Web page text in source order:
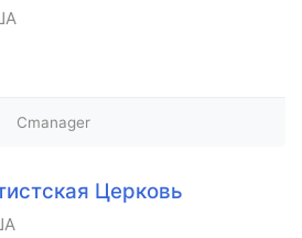
Cmanager
Церковь